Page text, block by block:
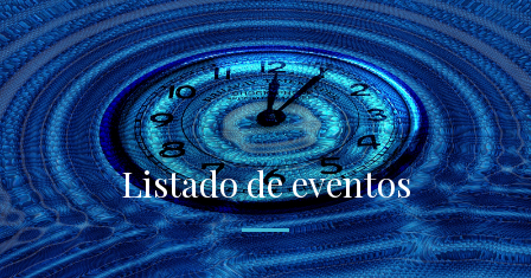
Listado de eventos